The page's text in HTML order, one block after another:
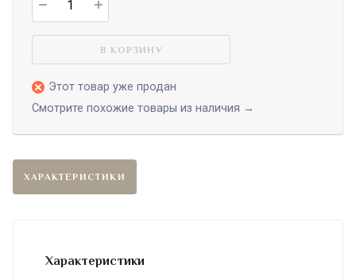
В КОРЗИНУ
Этот товар уже продан
Смотрите похожие товары из наличия →
ХАРАКТЕРИСТИКИ
Характеристики